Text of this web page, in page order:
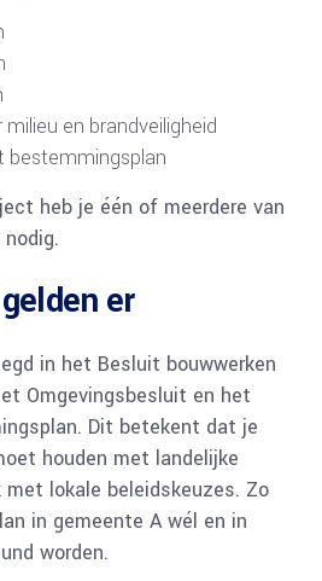
en brandveiligheid
bestemmingsplan
heb je één of meerdere van
er
in het Besluit bouwwerken
Omgevingsbesluit en het
Dit betekent dat je
houden met landelijke
met lokale beleidskeuzes. Zo
in gemeente A wél en in
worden.